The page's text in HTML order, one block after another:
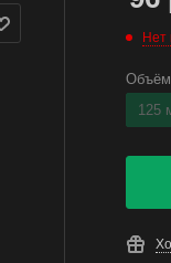
Нет
Объём
125